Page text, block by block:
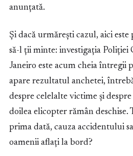
anunțată.
Și dacă urmărești cazul, aici
să-l ții minte: investigația Poliției
Janeiro este acum cheia întregii
apare rezultatul anchetei,
despre celelalte victime și
doilea elicopter rămân deschise.
prima dată, cauza accidentului
oamenii aflați la bord?